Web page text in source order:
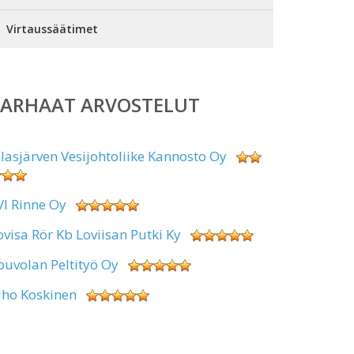
Virtaussäätimet
ARVOSTELUT
Vesijohtoliike Kannosto Oy
Rinne Oy
Rör Kb Loviisan Putki Ky
Peltityö Oy
Koskinen